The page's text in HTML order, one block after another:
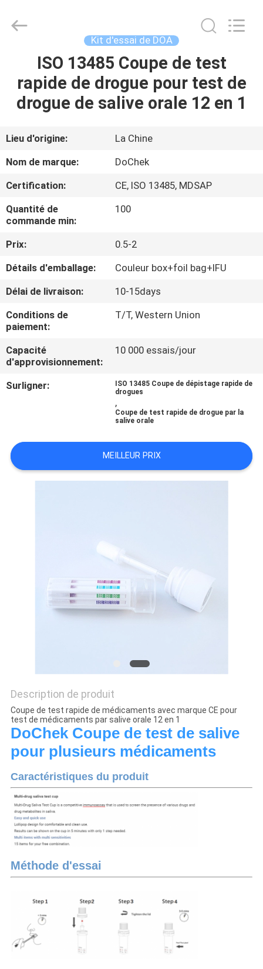
MAISON
PRODUITS
AU
SUJET
DE
VISITE
CONTRÔLE
DE
QUALITÉ
CONTACTEZ-
NOUS
DEMANDEZ
PRIVACY
hCG
Guangzhou
Decheng
Biotechnology
Reserved.
Kit d'essai de DOA
ISO 13485 Coupe de test
rapide de drogue pour test de
drogue de salive orale 12 en 1
Lieu d'origine:
La Chine
Nom de marque:
DoChek
Certification:
CE, ISO 13485, MDSAP
Quantité de
commande min:
100
Prix:
0.5-2
Détails d'emballage:
Couleur box+foil bag+IFU
Délai de livraison:
10-15days
Conditions de
paiement:
T/T, Western Union
Capacité
d'approvisionnement:
10 000 essais/jour
Surligner:
ISO 13485 Coupe de dépistage rapide de
drogues
,
Coupe de test rapide de drogue par la
salive orale
MEILLEUR PRIX
Description de produit
Coupe de test rapide de médicaments avec marque CE pour
test de médicaments par salive orale 12 en 1
DoChek Coupe de test de salive
pour plusieurs médicaments
Caractéristiques du produit
Méthode d'essai